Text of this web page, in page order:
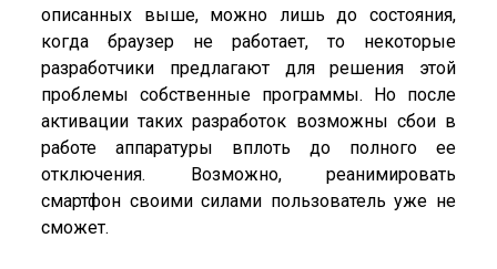
описанных выше, можно лишь до состояния,
когда браузер не работает, то некоторые
разработчики предлагают для решения этой
проблемы собственные программы. Но после
активации таких разработок возможны сбои в
работе аппаратуры вплоть до полного ее
отключения. Возможно, реанимировать
смартфон своими силами пользователь уже не
сможет.